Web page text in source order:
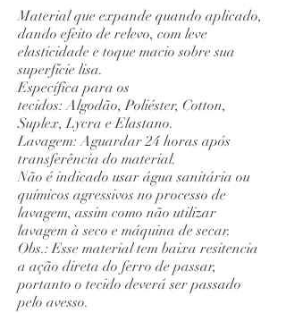
Material que expande quando aplicado,
dando efeito de relevo, com leve
elasticidade e toque macio sobre sua
superfície lisa.
Específica para os
tecidos: Algodão, Poliéster, Cotton,
Suplex, Lycra e Elastano.
Lavagem: Aguardar 24 horas após
transferência do material.
Não é indicado usar água sanitária ou
químicos agressivos no processo de
lavagem, assim como não utilizar
lavagem à seco e máquina de secar.
Obs.: Esse material tem baixa resitencia
a ação direta do ferro de passar,
portanto o tecido deverá ser passado
pelo avesso.